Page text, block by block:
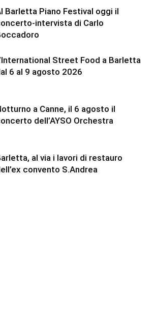
Barletta Piano Festival oggi il
intervista di Carlo
Street Food a Barletta
6 al 9 agosto 2026
a Canne, il 6 agosto il
dell’AYSO Orchestra
al via i lavori di restauro
convento S.Andrea